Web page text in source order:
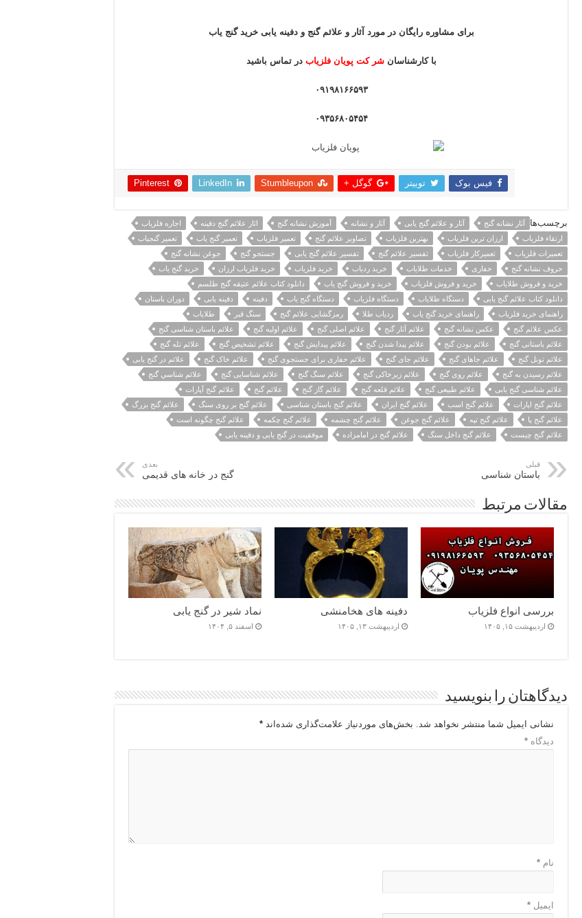
برای مشاوره رایگان در مورد آثار و علائم گنج و دفینه یابی خرید گنج یاب
با کارشناسانشر کت پویان فلزیاب در تماس باشید
۰۹۱۹۸۱۶۶۵۹۳
۰۹۳۵۶۸۰۵۴۵۴
فیس بوک توییتر گوگل + Stumbleupon
LinkedIn
Pinterest
برچسب‌ها آثار نشانه گنج آثار و علائم گنج یابی آثار و نشانه آموزش نشانه گنج اثار علائم گنج دفینه
اجاره فلزیاب
ارتقاء فلزیاب
ارزان ترین فلزیاب بهترین فلزیاب تصاویر علائم گنج تعمیر فلزیاب تعمیر گنج یاب
تعمیر گنجیاب
تعمیرات فلزیاب
تعمیرکار فلزیاب تفسیر علائم گنج تفسیر علائم گنج یابی جستجو گنج
جوغن نشانه گنج
حروف نشانه گنج
حفاری خدمات طلایاب خرید ردیاب خرید فلزیاب خرید فلزیاب ارزان
خرید گنج یاب
خرید و فروش طلایاب
خرید و فروش فلزیاب خرید و فروش گنج یاب
دانلود کتاب علائم عتیقه گنج طلسم
دانلود کتاب علائم گنج یابی
دستگاه طلایاب دستگاه فلزیاب دستگاه گنج یاب دفینه دفینه یابی
دوران باستان
راهنمای خرید فلزیاب
راهنمای خرید گنج یاب ردیاب طلا رمزگشایی علائم گنج سنگ قبر
طلایاب
عکس علائم گنج
عکس نشانه گنج علائم آثار گنج علائم اصلی گنج علائم اولیه گنج
علائم باستان شناسی گنج
علائم باستانی گنج
علائم بودن گنج علائم پیدا شدن گنج علائم پیدایش گنج علائم تشخیص گنج
علائم تله گنج
علائم تونل گنج
علائم جاهای گنج علائم جای گنج علائم حفاری برای جستجوی گنج علائم خاک گنج
علائم در گنج یابی
علائم رسیدن به گنج
علائم روی گنج علائم زیرخاکی گنج علائم سنگ گنج علائم شناسایی گنج
علائم شناسي گنج
علائم شناسی گنج یابی
علائم طبیعی گنج علائم قلعه گنج علائم گاز گنج علائم گنج
علائم گنج آپارات
علائم گنج اپارات
علائم گنج اسب علائم گنج ایران علائم گنج باستان شناسی علائم گنج بر روی سنگ
علائم گنج بزرگ
علائم گنج پا
علائم گنج تپه علائم گنج جوغن علائم گنج چشمه علائم گنج چکمه
علائم گنج چگونه است
علائم گنج چیست
علائم گنج داخل سنگ علائم گنج در امامزاده موفقیت در گنج یابی و دفینه یابی
قبلی
باستان شناسی
بعدی
گنج در خانه های قدیمی
مقالات مرتبط
بررسی انواع فلزیاب
اردیبهشت ۱۵, ۱۴۰۵
دفینه های هخامنشی
اردیبهشت ۱۳, ۱۴۰۵
نماد شیر در گنج یابی
اسفند ۵, ۱۴۰۴
دیدگاهتان را بنویسید
نشانی ایمیل شما منتشر نخواهد شد. بخش‌های موردنیاز علامت‌گذاری شده‌اند *
دیدگاه *
نام *
ایمیل *